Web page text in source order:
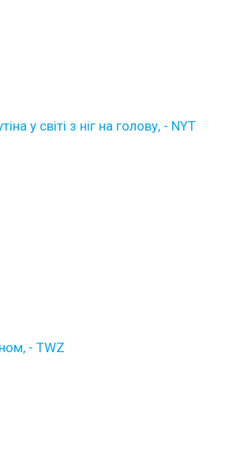
у світі з ніг на голову, - NYT
- TWZ